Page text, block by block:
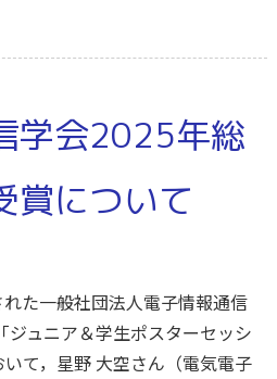
学会2025年総
賞について
た一般社団法人電子情報通信
ュニア＆学生ポスターセッシ
て，星野 大空さん（電気電子